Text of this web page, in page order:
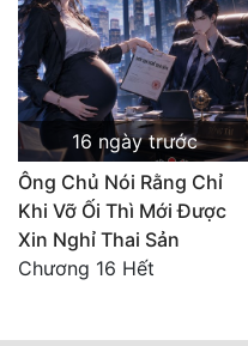
16 ngày trước
Ông Chủ Nói Rằng Chỉ
Khi Vỡ Ối Thì Mới Được
Xin Nghỉ Thai Sản
Chương 16 Hết